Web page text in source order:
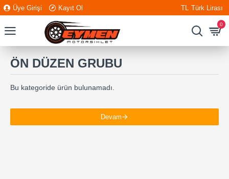
Üye Girişi Kayıt Ol TL Türk Lirası
0
ÖN DÜZEN GRUBU
Bu kategoride ürün bulunamadı.
Devam